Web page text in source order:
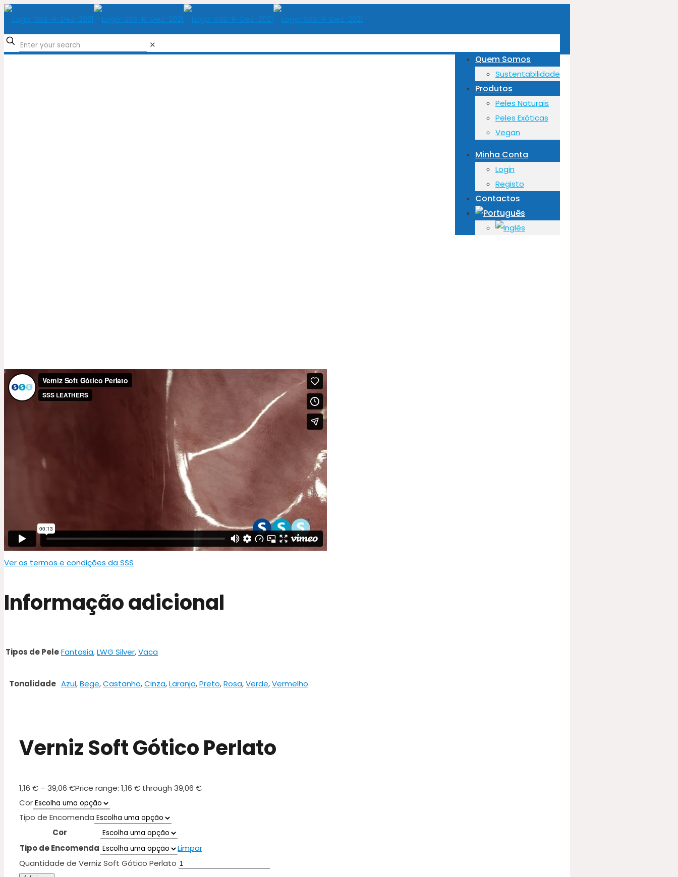
Quem Somos
Sustentabilidade
Produtos
Peles Naturais
Peles Exóticas
Vegan
Minha Conta
Login
Registo
Contactos
✕
Ver os termos e condições da SSS
Informação adicional
Tipos de PeleFantasia,LWG Silver,Vaca
Tonalidade Azul,Bege,Castanho,Cinza,Laranja,Preto,Rosa,Verde,Vermelho
Verniz Soft Gótico Perlato
1,16 € – 39,06 €Price range: 1,16 € through 39,06 €
Cor
Tipo de Encomenda
Cor
Tipo de Encomenda
Limpar
Quantidade de Verniz Soft Gótico Perlato